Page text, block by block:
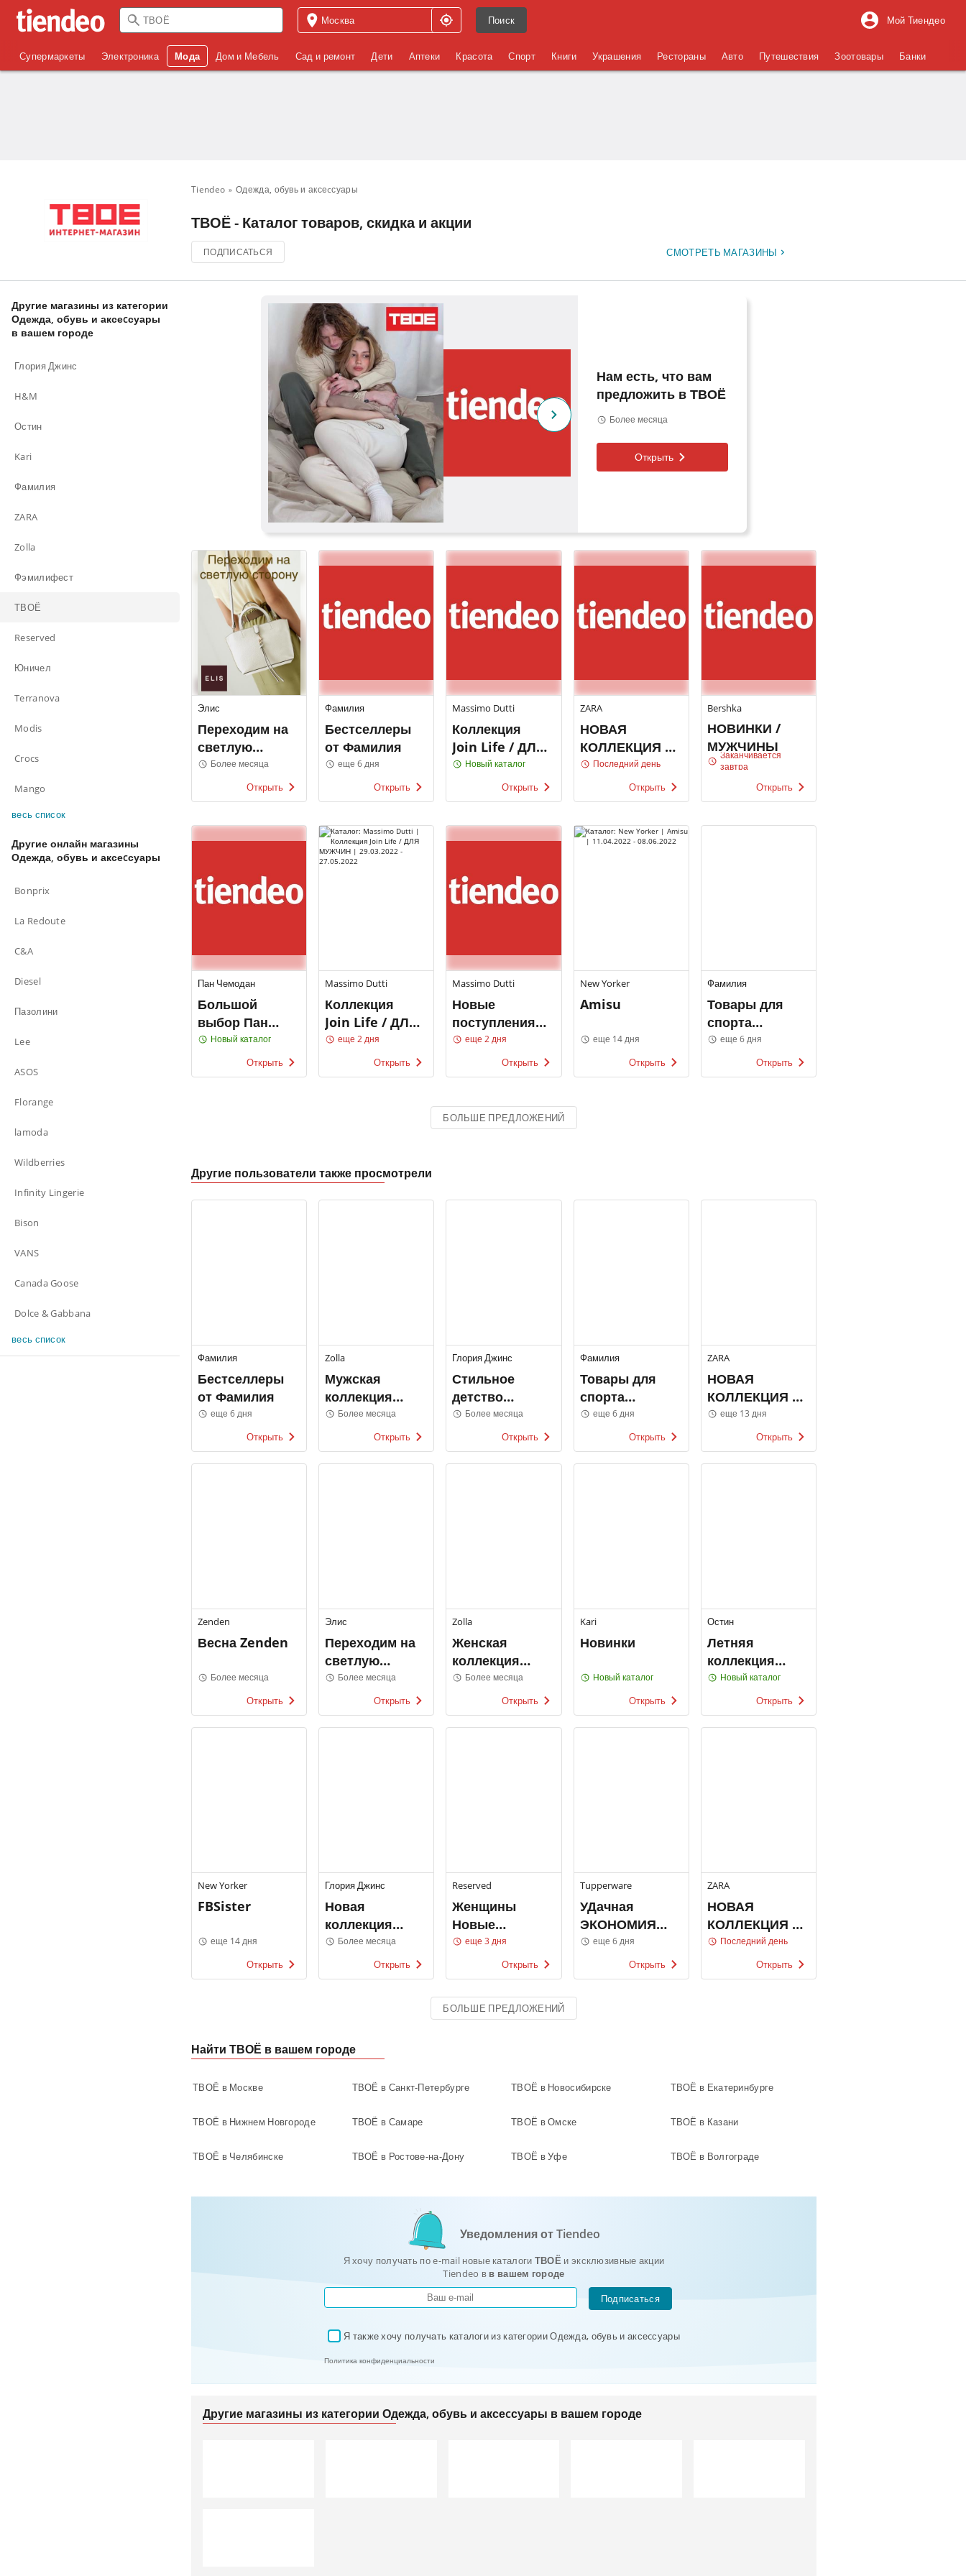
Поиск Мой Тиендео
Супермаркеты Электроника Мода Дом и Мебель Сад и ремонт Дети Аптеки Красота Спорт Книги Украшения Рестораны Авто Путешествия Зоотовары Банки
Tiendeo Одежда, обувь и аксеcсуары
ТВОЁ - Каталог товаров, скидка и акции
ПОДПИСАТЬСЯ СМОТРЕТЬ МАГАЗИНЫ
Другие магазины из категории
Одежда, обувь и аксеcсуары
в вашем городе
Глория Джинс
H&M
Остин
Kari
Фамилия
ZARA
Zolla
Фэмилифест
ТВОЁ
Reserved
Юничел
Terranova
Modis
Crocs
Mango
весь список
Другие онлайн магазины
Одежда, обувь и аксеcсуары
Bonprix
La Redoute
C&A
Diesel
Пазолини
Lee
ASOS
Florange
lamoda
Wildberries
Infinity Lingerie
Bison
VANS
Canada Goose
Dolce & Gabbana
весь список
Нам есть, что вам
предложить в ТВОЁ
Более месяца
Открыть
Элис
Переходим на
светлую
сторону Элис
Более месяца
Открыть
Фамилия
Бестселлеры
от Фамилия
еще 6 дня
Открыть
Massimo Dutti
Коллекция
Join Life / ДЛЯ
ЖЕНЩИН
Новый каталог
Открыть
ZARA
НОВАЯ
КОЛЛЕКЦИЯ /
ЖЕНЩИНЫ
Последний день
Открыть
Bershka
НОВИНКИ /
МУЖЧИНЫ
Заканчивается
завтра
Открыть
Пан Чемодан
Большой
выбор Пан
Чемодан
Новый каталог
Открыть
Massimo Dutti
Коллекция
Join Life / ДЛЯ
МУЖЧИН
еще 2 дня
Открыть
Massimo Dutti
Новые
поступления /
МУЖЧИНЫ
еще 2 дня
Открыть
New Yorker
Amisu
еще 14 дня
Открыть
Фамилия
Товары для
спорта
Фамилия
еще 6 дня
Открыть
БОЛЬШЕ ПРЕДЛОЖЕНИЙ
Другие пользователи также просмотрели
Фамилия
Бестселлеры
от Фамилия
еще 6 дня
Открыть
Zolla
Мужская
коллекция
Zolla
Более месяца
Открыть
Глория Джинс
Стильное
детство
Глория Джинс
Более месяца
Открыть
Фамилия
Товары для
спорта
Фамилия
еще 6 дня
Открыть
ZARA
НОВАЯ
КОЛЛЕКЦИЯ /
МУЖЧИНЫ
еще 13 дня
Открыть
Zenden
Весна Zenden
Более месяца
Открыть
Элис
Переходим на
светлую
сторону Элис
Более месяца
Открыть
Zolla
Женская
коллекция
Zolla
Более месяца
Открыть
Kari
Новинки
Новый каталог
Открыть
Остин
Летняя
коллекция
Остин
Новый каталог
Открыть
New Yorker
FBSister
еще 14 дня
Открыть
Глория Джинс
Новая
коллекция
Глория Джинс
Более месяца
Открыть
Reserved
Женщины
Новые
поступления
еще 3 дня
Открыть
Tupperware
УДачная
ЭКОНОМИЯ
Tupperware
еще 6 дня
Открыть
ZARA
НОВАЯ
КОЛЛЕКЦИЯ /
ЖЕНЩИНЫ
Последний день
Открыть
БОЛЬШЕ ПРЕДЛОЖЕНИЙ
Найти ТВОЁ в вашем городе
ТВОЁ в Москве ТВОЁ в Санкт-Петербурге ТВОЁ в Новосибирске ТВОЁ в Екатеринбурге
ТВОЁ в Нижнем Новгороде ТВОЁ в Самаре ТВОЁ в Омске ТВОЁ в Казани
ТВОЁ в Челябинске ТВОЁ в Ростове-на-Дону ТВОЁ в Уфе ТВОЁ в Волгограде
Уведомления от Tiendeo
Я хочу получать по e-mail новые каталоги ТВОЁ и эксклюзивные акции
Tiendeo в в вашем городе
Подписаться
Я также хочу получать каталоги из категории Одежда, обувь и аксеcсуары
Политика конфиденциальности
Другие магазины из категории Одежда, обувь и аксеcсуары в вашем городе